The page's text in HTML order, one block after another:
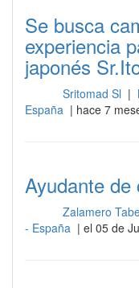
Se busca
experiencia
japonés
Sritomad Sl |
España | hace 7
Ayudante de
Zalamero
- España | el 05 de